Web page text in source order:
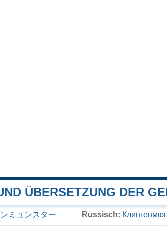
ÜBERSETZUNG DER
ミュンスター Russisch: